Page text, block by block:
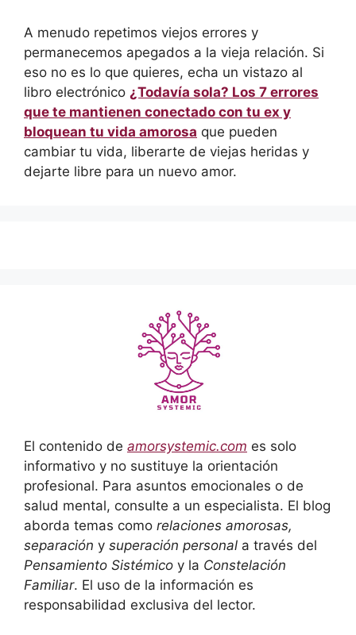
A menudo repetimos viejos errores y
permanecemos apegados a la vieja relación. Si
eso no es lo que quieres, echa un vistazo al
libro electrónico ¿Todavía sola? Los 7 errores
que te mantienen conectado con tu ex y
bloquean tu vida amorosa que pueden
cambiar tu vida, liberarte de viejas heridas y
dejarte libre para un nuevo amor.
El contenido de amorsystemic.com es solo
informativo y no sustituye la orientación
profesional. Para asuntos emocionales o de
salud mental, consulte a un especialista. El blog
aborda temas como relaciones amorosas,
separación y superación personal a través del
Pensamiento Sistémico y la Constelación
Familiar. El uso de la información es
responsabilidad exclusiva del lector.